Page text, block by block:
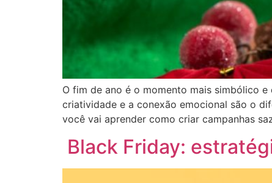
O fim de ano é o momento mais simbólico
criatividade e a conexão emocional são o
você vai aprender como criar campanhas
Black Friday: